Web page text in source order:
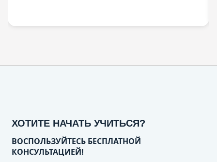
ХОТИТЕ НАЧАТЬ УЧИТЬСЯ?
ВОСПОЛЬЗУЙТЕСЬ БЕСПЛАТНОЙ
КОНСУЛЬТАЦИЕЙ!